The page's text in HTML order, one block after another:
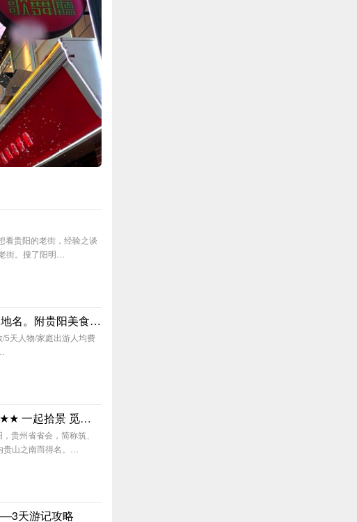
看贵阳的老街，经验之谈
街。搜了阳明…
背影—贵阳，不再只是地名。附贵阳美食全攻略（不定时更新）
5天人物/家庭出游人均费
《贵阳的记忆》 ★★★★★ 一起拾景 觅食（附交通）
贵州省省会，简称筑、
贵山之南而得名。…
天游记攻略